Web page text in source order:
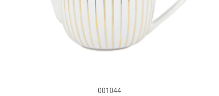
001044